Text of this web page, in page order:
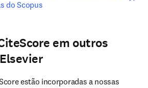
do Scopus
em outros
estão incorporadas a nossas